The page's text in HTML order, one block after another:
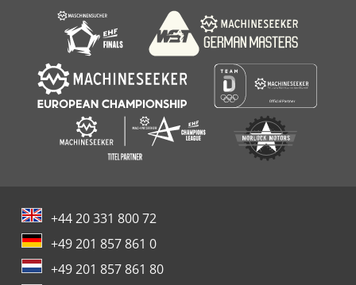
+44 20 331 800 72
+49 201 857 861 0
+49 201 857 861 80